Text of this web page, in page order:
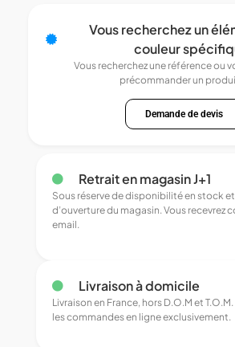
Vous recherchez un
couleur
Vous recherchez une référence ou
précommander un
Demande de devis
Retrait en magasin J+1
Sous réserve de disponibilité en stock
d’ouverture du magasin. Vous recevrez
email.
Livraison à domicile
Livraison en France, hors D.O.M et
les commandes en ligne exclusivement.